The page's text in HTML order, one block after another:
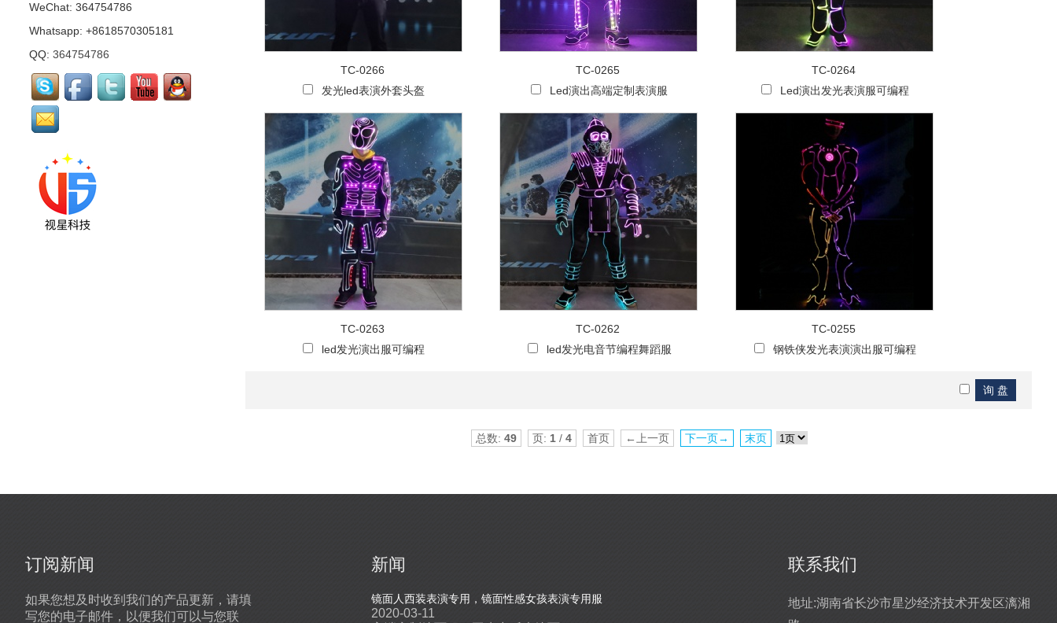
具...
led发光高跷衣服，适用于
具...
镜面演出服，个性化定
制，由视星科技独家研发
制作...
WeChat: 364754786
Whatsapp: +8618570305181
QQ: 364754786
TC-0266
发光led表演外套头盔
TC-0265
Led演出高端定制表演服
TC-0264
Led演出发光表演服可编程
TC-0263
led发光演出服可编程
TC-0262
led发光电音节编程舞蹈服
TC-0255
钢铁侠发光表演演出服可编程
总数: 49 页: 1 / 4 首页 ←上一页 下一页→ 末页
订阅新闻
如果您想及时收到我们的产品更新，请填
写您的电子邮件，以便我们可以与您联
联系我们
地址:湖南省长沙市星沙经济技术开发区漓湘
新闻
时尚个性电视机表演镜面头盔
2019-07-29
镜面人西装表演专用，镜面性感女孩表演专用服
2020-03-11
led发光高跷表演舞台服
2019-08-13